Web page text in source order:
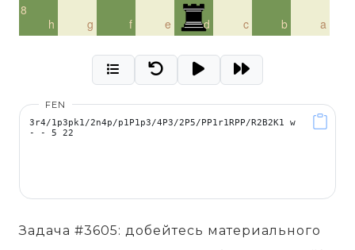
h
8
g
f e d c b a
FEN
Задача #3605: добейтесь материального